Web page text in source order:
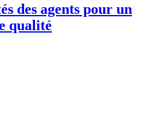
des agents pour un
qualité